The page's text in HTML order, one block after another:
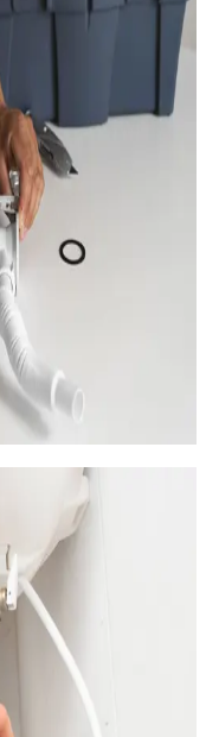
par des modèles plus
douche à l'italienne
(buanderie,
et de colonnes de
ou d'un lave-linge
de Massane ont
et douche
ou l'autre, nous
accueillir les
sols et les
finitions sont soignées
décennale
aux Hauts
équipés de
électriques de 150
Après 10 à 15 ans
montrer des signes
: